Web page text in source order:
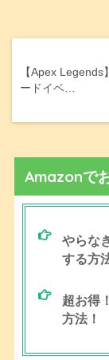
【Apex
ードイベ…
Amazonで
やらな
する方
超お得
方法！